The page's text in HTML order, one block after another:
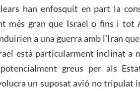
han enfosquit en part la
més gran que Israel o fins i tot
a una guerra amb l’Iran
està particularment inclinat a
potencialment greus per als
un suposat avió no tripulat